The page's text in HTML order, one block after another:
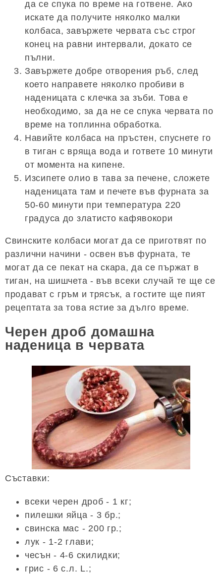
да се спука по време на готвене. Ако
искате да получите няколко малки
колбаса, завържете червата със строг
конец на равни интервали, докато се
пълни.
Завържете добре отворения ръб, след
което направете няколко пробиви в
наденицата с клечка за зъби. Това е
необходимо, за да не се спука червата по
време на топлинна обработка.
Навийте колбаса на пръстен, спуснете го
в тиган с вряща вода и гответе 10 минути
от момента на кипене.
Изсипете олио в тава за печене, сложете
наденицата там и печете във фурната за
50-60 минути при температура 220
градуса до златисто кафявокори
Свинските колбаси могат да се приготвят по
различни начини - освен във фурната, те
могат да се пекат на скара, да се пържат в
тиган, на шишчета - във всеки случай те ще се
продават с гръм и трясък, а гостите ще пият
рецептата за това ястие за дълго време.
Черен дроб домашна
наденица в червата
Съставки:
всеки черен дроб - 1 кг;
пилешки яйца - 3 бр.;
свинска мас - 200 гр.;
лук - 1-2 глави;
чесън - 4-6 скилидки;
грис - 6 с.л. L.;